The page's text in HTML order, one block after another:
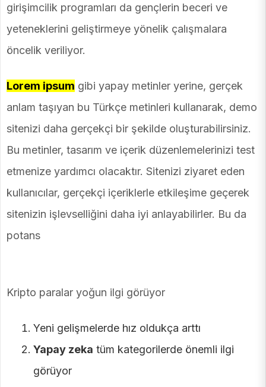
girişimcilik programları da gençlerin beceri ve
yeteneklerini geliştirmeye yönelik çalışmalara
öncelik veriliyor.
Lorem ipsum gibi yapay metinler yerine, gerçek
anlam taşıyan bu Türkçe metinleri kullanarak, demo
sitenizi daha gerçekçi bir şekilde oluşturabilirsiniz.
Bu metinler, tasarım ve içerik düzenlemelerinizi test
etmenize yardımcı olacaktır. Sitenizi ziyaret eden
kullanıcılar, gerçekçi içeriklerle etkileşime geçerek
sitenizin işlevselliğini daha iyi anlayabilirler. Bu da
potans
Kripto paralar yoğun ilgi görüyor
Yeni gelişmelerde hız oldukça arttı
Yapay zeka tüm kategorilerde önemli ilgi
görüyor